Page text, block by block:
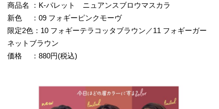
商品名 ：K-パレット ニュアンスブロウマスカラ
新色 ：09 フォギーピンクモーヴ
限定2色：10 フォギーテラコッタブラウン／11 フォギーガー
ネットブラウン
価格 ：880円(税込)